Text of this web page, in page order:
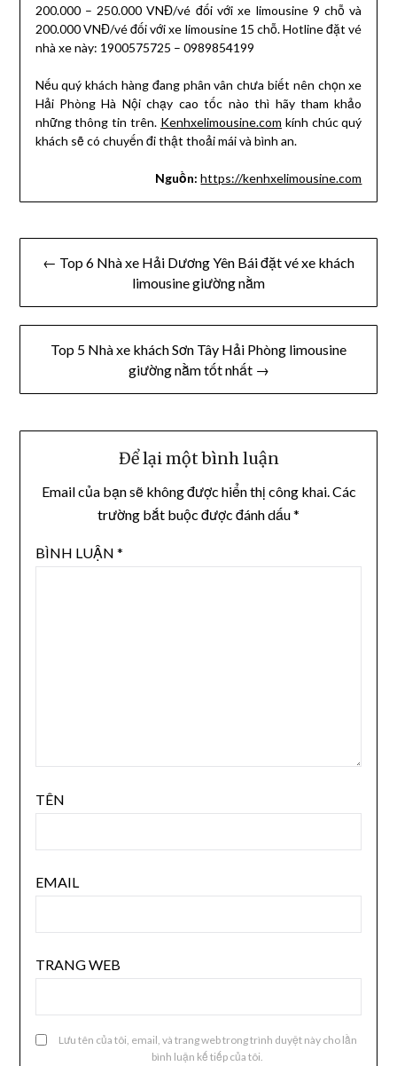
200.000 – 250.000 VNĐ/vé đối với xe limousine 9 chỗ và
200.000 VNĐ/vé đối với xe limousine 15 chỗ. Hotline đặt vé
nhà xe này: 1900575725 – 0989854199
Nếu quý khách hàng đang phân vân chưa biết nên chọn xe
Hải Phòng Hà Nội chạy cao tốc nào thì hãy tham khảo
những thông tin trên. Kenhxelimousine.com kính chúc quý
khách sẽ có chuyến đi thật thoải mái và bình an.
Nguồn: https://kenhxelimousine.com
Điều
bài
viết
← Top 6 Nhà xe Hải Dương Yên Bái đặt vé xe khách
limousine giường nằm
Top 5 Nhà xe khách Sơn Tây Hải Phòng limousine
giường nằm tốt nhất →
Để lại một bình luận
Email của bạn sẽ không được hiển thị công khai.Các
trường bắt buộc được đánh dấu*
BÌNH LUẬN *
TÊN
EMAIL
TRANG WEB
Lưu tên của tôi, email, và trang web trong trình duyệt này cho lần
bình luận kế tiếp của tôi.